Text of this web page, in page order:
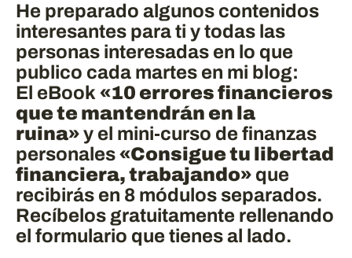
He preparado algunos contenidos
interesantes para ti y todas las
personas interesadas en lo que
publico cada martes en mi blog:
El eBook«10 errores financieros
que te mantendrán en la
ruina»y el mini-curso de finanzas
personales«Consigue tu libertad
financiera, trabajando» que
recibirás en 8 módulos separados.
Recíbelos gratuitamente rellenando
el formulario que tienes al lado.